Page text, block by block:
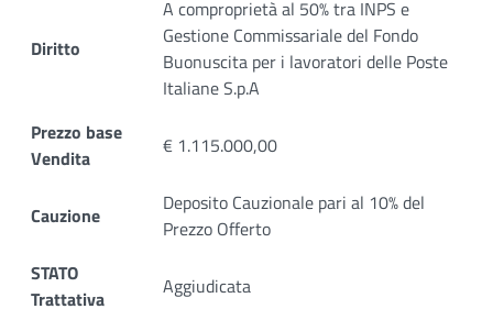
Diritto
A comproprietà al 50% tra INPS e
Gestione Commissariale del Fondo
Buonuscita per i lavoratori delle Poste
Italiane S.p.A
Prezzo base
Vendita
€ 1.115.000,00
Cauzione
Deposito Cauzionale pari al 10% del
Prezzo Offerto
STATO
Trattativa
Aggiudicata